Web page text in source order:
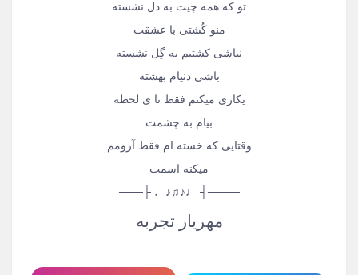
تو که همه چیت به دل نشسته
منو کُشتی با عشقت
نباشی کشتیم به گِل نشسته
باشی دنیام بهشته
یکاری میکنم فقط تا ی لحظه
بیام به چشمت
وقتایی که خسته ام فقط آرومم
میکنه اسمت
────┤ ♩♪♫♪♩ ├───
مهریار تجربه